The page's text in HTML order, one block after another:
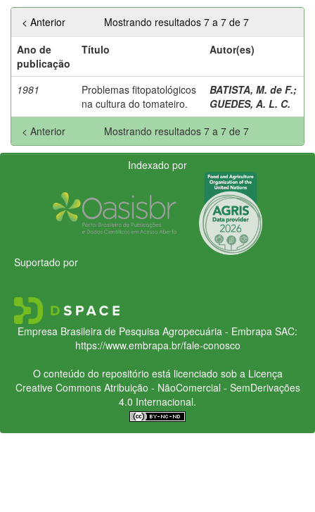
Mostrando resultados 7 a 7 de 7
< Anterior
Ano de
publicação
Título Autor(es)
1981
Problemas fitopatológicos
na cultura do tomateiro.
BATISTA, M. de F.;
GUEDES, A. L. C.
Mostrando resultados 7 a 7 de 7
< Anterior
Indexado por
Suportado por
Empresa Brasileira de Pesquisa Agropecuária - Embrapa SAC:
https://www.embrapa.br/fale-conosco
O conteúdo do repositório está licenciado sob a Licença
Creative CommonsAtribuição - NãoComercial - SemDerivações
4.0 Internacional.